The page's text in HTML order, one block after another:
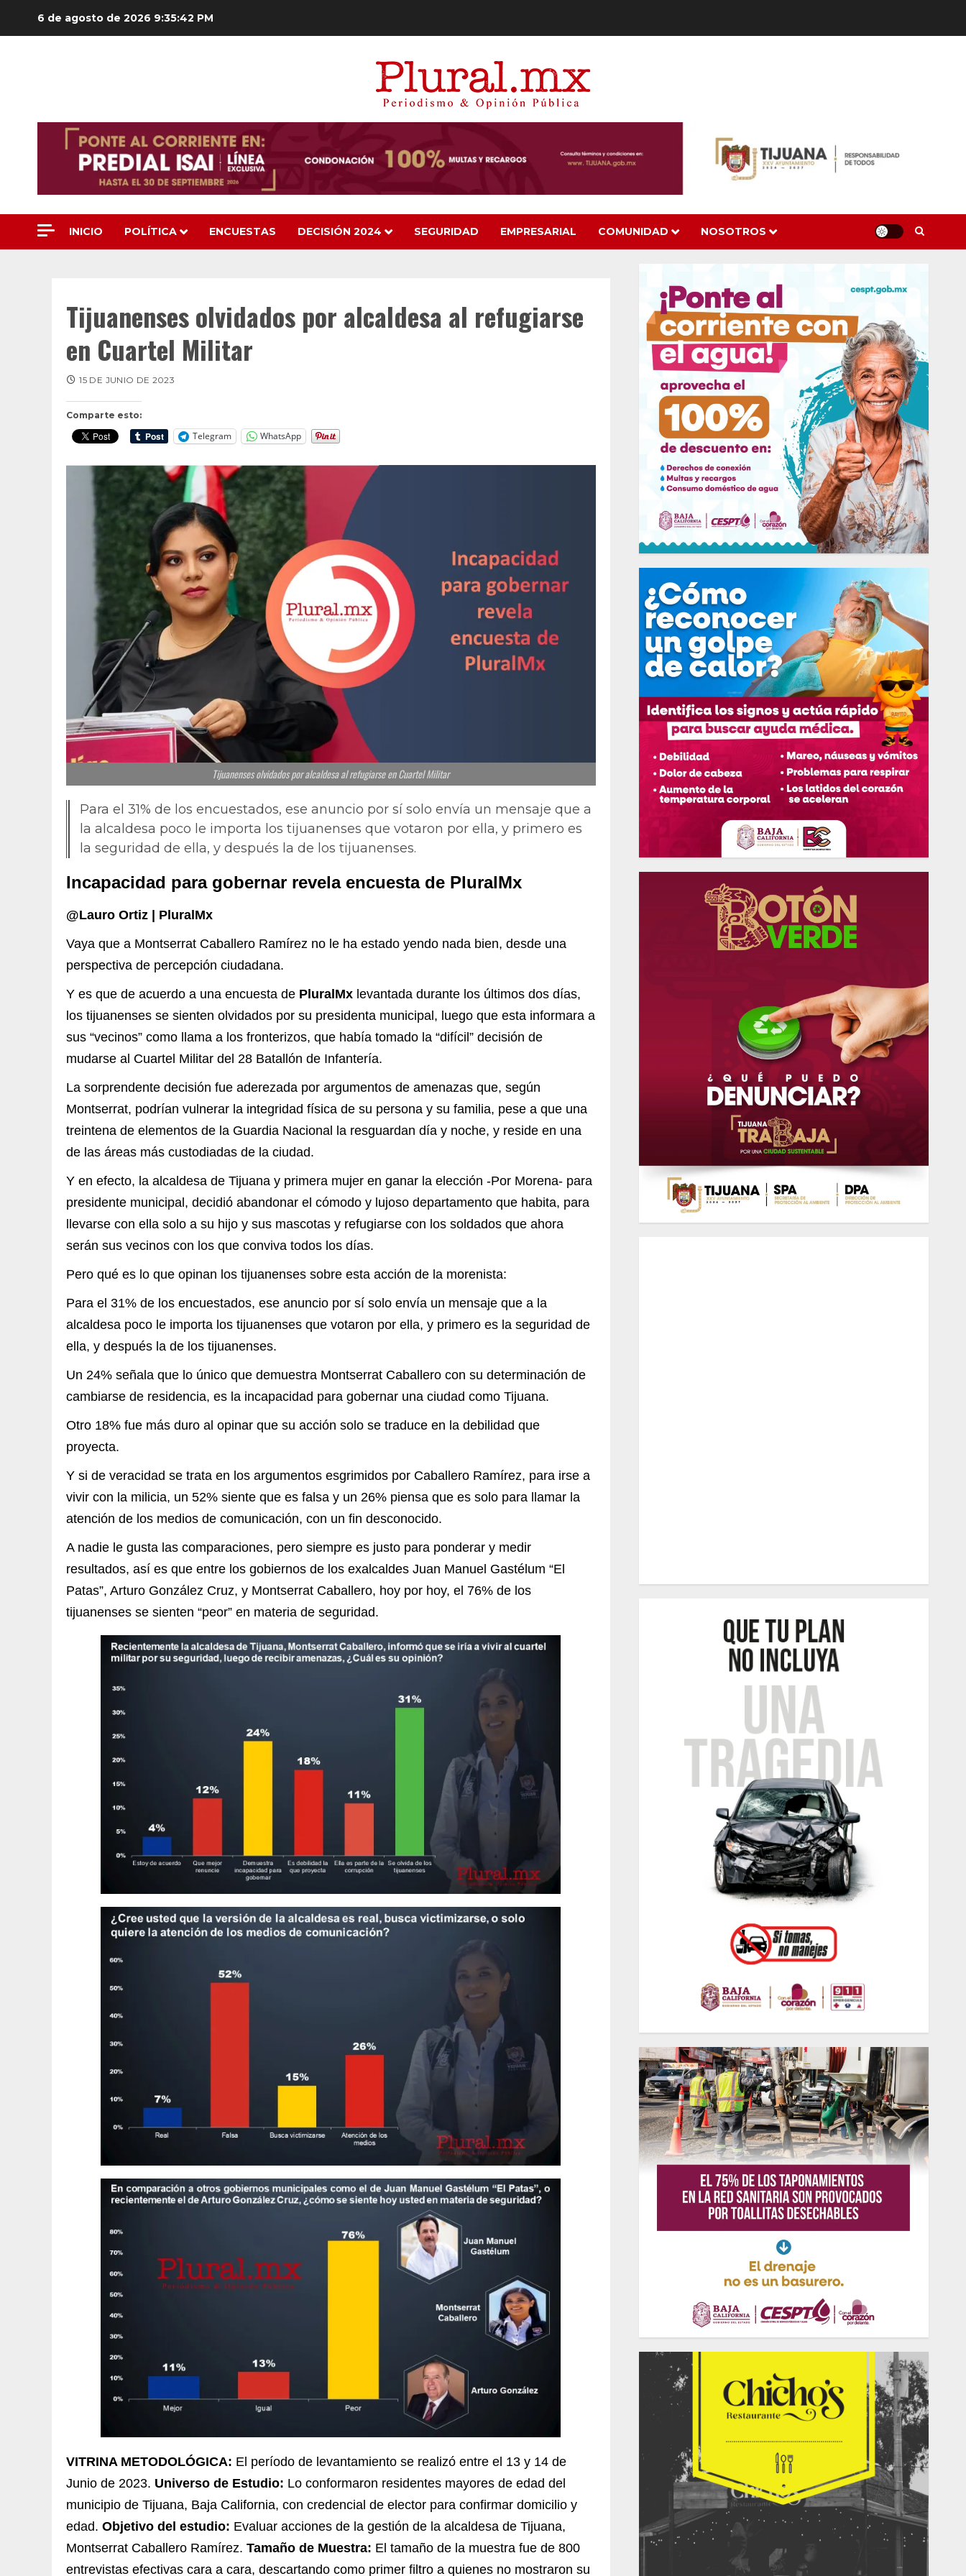
6 de agosto de 2026 9:35:44 PM
INICIO POLÍTICA ENCUESTAS DECISIÓN 2024 SEGURIDAD EMPRESARIAL COMUNIDAD NOSOTROS
Tijuanenses olvidados por alcaldesa al refugiarse
en Cuartel Militar
Comparte esto:
Telegram WhatsApp
15 DE JUNIO DE 2023
Tijuanenses olvidados por alcaldesa al refugiarse en Cuartel Militar
Para el 31% de los encuestados, ese anuncio por sí solo envía un mensaje que a
la alcaldesa poco le importa los tijuanenses que votaron por ella, y primero es
la seguridad de ella, y después la de los tijuanenses.
Incapacidad para gobernar revela encuesta de PluralMx
@Lauro Ortiz | PluralMx
Vaya que a Montserrat Caballero Ramírez no le ha estado yendo nada bien, desde una
perspectiva de percepción ciudadana.
Y es que de acuerdo a una encuesta de PluralMx levantada durante los últimos dos días,
los tijuanenses se sienten olvidados por su presidenta municipal, luego que esta informara a
sus “vecinos” como llama a los fronterizos, que había tomado la “difícil” decisión de
mudarse al Cuartel Militar del 28 Batallón de Infantería.
La sorprendente decisión fue aderezada por argumentos de amenazas que, según
Montserrat, podrían vulnerar la integridad física de su persona y su familia, pese a que una
treintena de elementos de la Guardia Nacional la resguardan día y noche, y reside en una
de las áreas más custodiadas de la ciudad.
Y en efecto, la alcaldesa de Tijuana y primera mujer en ganar la elección -Por Morena- para
presidente municipal, decidió abandonar el cómodo y lujoso departamento que habita, para
llevarse con ella solo a su hijo y sus mascotas y refugiarse con los soldados que ahora
serán sus vecinos con los que conviva todos los días.
Pero qué es lo que opinan los tijuanenses sobre esta acción de la morenista:
Para el 31% de los encuestados, ese anuncio por sí solo envía un mensaje que a la
alcaldesa poco le importa los tijuanenses que votaron por ella, y primero es la seguridad de
ella, y después la de los tijuanenses.
Un 24% señala que lo único que demuestra Montserrat Caballero con su determinación de
cambiarse de residencia, es la incapacidad para gobernar una ciudad como Tijuana.
Otro 18% fue más duro al opinar que su acción solo se traduce en la debilidad que
proyecta.
Y si de veracidad se trata en los argumentos esgrimidos por Caballero Ramírez, para irse a
vivir con la milicia, un 52% siente que es falsa y un 26% piensa que es solo para llamar la
atención de los medios de comunicación, con un fin desconocido.
A nadie le gusta las comparaciones, pero siempre es justo para ponderar y medir
resultados, así es que entre los gobiernos de los exalcaldes Juan Manuel Gastélum “El
Patas”, Arturo González Cruz, y Montserrat Caballero, hoy por hoy, el 76% de los
tijuanenses se sienten “peor” en materia de seguridad.
VITRINA METODOLÓGICA: El período de levantamiento se realizó entre el 13 y 14 de
Junio de 2023. Universo de Estudio: Lo conformaron residentes mayores de edad del
municipio de Tijuana, Baja California, con credencial de elector para confirmar domicilio y
edad. Objetivo del estudio: Evaluar acciones de la gestión de la alcaldesa de Tijuana,
Montserrat Caballero Ramírez. Tamaño de Muestra: El tamaño de la muestra fue de 800
entrevistas efectivas cara a cara, descartando como primer filtro a quienes no mostraron su